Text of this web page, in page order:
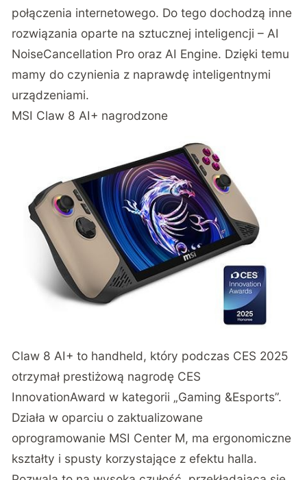
połączenia internetowego. Do tego dochodzą inne
rozwiązania oparte na sztucznej inteligencji – AI
NoiseCancellation Pro oraz AI Engine. Dzięki temu
mamy do czynienia z naprawdę inteligentnymi
urządzeniami.
MSI Claw 8 AI+ nagrodzone
Claw 8 AI+ to handheld, który podczas CES 2025
otrzymał prestiżową nagrodę CES
InnovationAward w kategorii „Gaming &Esports”.
Działa w oparciu o zaktualizowane
oprogramowanie MSI Center M, ma ergonomiczne
kształty i spusty korzystające z efektu halla.